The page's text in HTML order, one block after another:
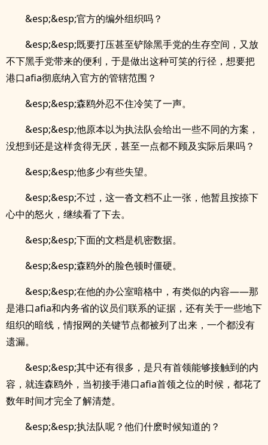
&esp;&esp;官方的编外组织吗？
&esp;&esp;既要打压甚至铲除黑手党的生存空间，又放
不下黑手党带来的便利，于是做出这种可笑的行径，想要把
港口afia彻底纳入官方的管辖范围？
&esp;&esp;森鸥外忍不住冷笑了一声。
&esp;&esp;他原本以为执法队会给出一些不同的方案，
没想到还是这样贪得无厌，甚至一点都不顾及实际后果吗？
&esp;&esp;他多少有些失望。
&esp;&esp;不过，这一沓文档不止一张，他暂且按捺下
心中的怒火，继续看了下去。
&esp;&esp;下面的文档是机密数据。
&esp;&esp;森鸥外的脸色顿时僵硬。
&esp;&esp;在他的办公室暗格中，有类似的内容——那
是港口afia和内务省的议员们联系的证据，还有关于一些地下
组织的暗线，情报网的关键节点都被列了出来，一个都没有
遗漏。
&esp;&esp;其中还有很多，是只有首领能够接触到的内
容，就连森鸥外，当初接手港口afia首领之位的时候，都花了
数年时间才完全了解清楚。
&esp;&esp;执法队呢？他们什麽时候知道的？